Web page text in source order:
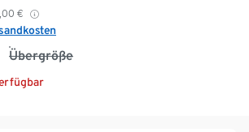
€
Übergröße